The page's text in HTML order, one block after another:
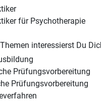
für Psychotherapie
interessierst Du
Prüfungsvorbereitung
Prüfungsvorbereitung